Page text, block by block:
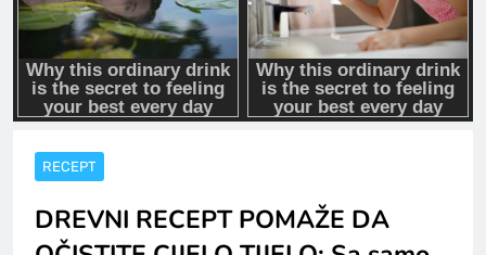
RECEPT
DREVNI RECEPT POMAŽE DA